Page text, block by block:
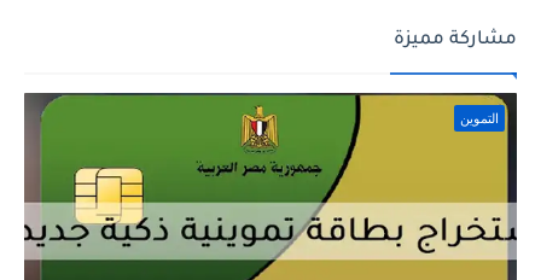
مشاركة مميزة
التموين